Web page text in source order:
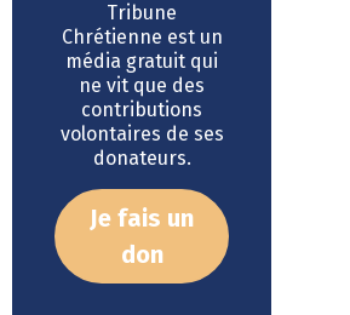
Tribune
Chrétienne est un
média gratuit qui
ne vit que des
contributions
volontaires de ses
donateurs.
Je fais un
don